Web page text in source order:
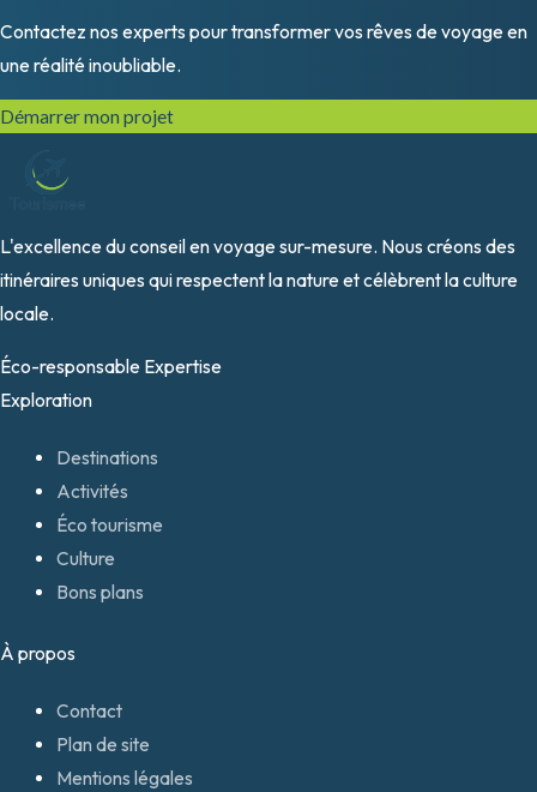
Contactez nos experts pour transformer vos rêves de voyage en
une réalité inoubliable.
Démarrer mon projet
L'excellence du conseil en voyage sur-mesure. Nous créons des
itinéraires uniques qui respectent la nature et célèbrent la culture
locale.
Éco-responsable Expertise
Exploration
Destinations
Activités
Éco tourisme
Culture
Bons plans
À propos
Contact
Plan de site
Mentions légales